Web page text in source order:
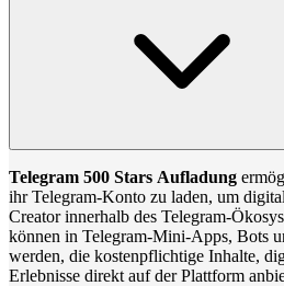
Telegram 500 Stars Aufladung
ihr Telegram-Konto zu laden, um
Creator innerhalb des Telegram-
können in Telegram-Mini-Apps, Bots
werden, die kostenpflichtige Inhalte,
Erlebnisse direkt auf der Plattform